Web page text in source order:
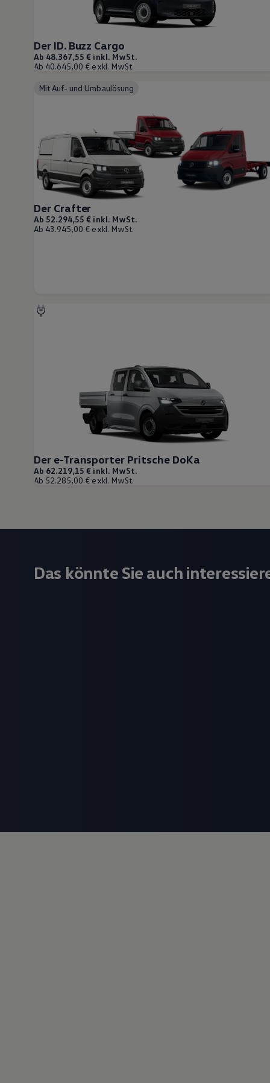
Bidirektionales Laden
Förderung & Kosten der Elektrofahrzeuge
Fördermöglichkeiten für Privatkunden
Kostensimulator
Autonomes Fahren
Mehr zum ID. Buzz
California Welt
California Magazin & Ratgeber
Ratgeber
Routen & Reisen
California Reisen & Erlebnisse
California App
California Lifestyle & Zubehör
Übernachten im California
Unternehmen
Karriere
Karriere im Unternehmen
Der ID. Buzz Cargo
Ab 48.367,55 € inkl. MwSt.
Ab 40.645,00 € exkl. MwSt.
Mit Auf- und Umbaulösung
Der Crafter
Ab 52.294,55 € inkl. MwSt.
Ab 43.945,00 € exkl. MwSt.
Der e-Transporter Pritsche DoKa
Ab 62.219,15 € inkl. MwSt.
Ab 52.285,00 € exkl. MwSt.
Das könnte Sie auch